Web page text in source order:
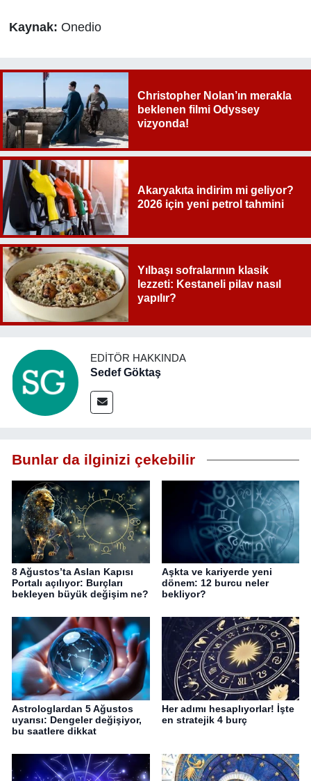
Kaynak: Onedio
Christopher Nolan’ın merakla
beklenen filmi Odyssey
vizyonda!
Akaryakıta indirim mi geliyor?
2026 için yeni petrol tahmini
Yılbaşı sofralarının klasik
lezzeti: Kestaneli pilav nasıl
yapılır?
EDITÖR HAKKINDA
Sedef Göktaş
Bunlar da ilginizi çekebilir
8 Ağustos’ta Aslan Kapısı
Portalı açılıyor: Burçları
bekleyen büyük değişim ne?
Aşkta ve kariyerde yeni
dönem: 12 burcu neler
bekliyor?
Astrologlardan 5 Ağustos
uyarısı: Dengeler değişiyor,
bu saatlere dikkat
Her adımı hesaplıyorlar! İşte
en stratejik 4 burç